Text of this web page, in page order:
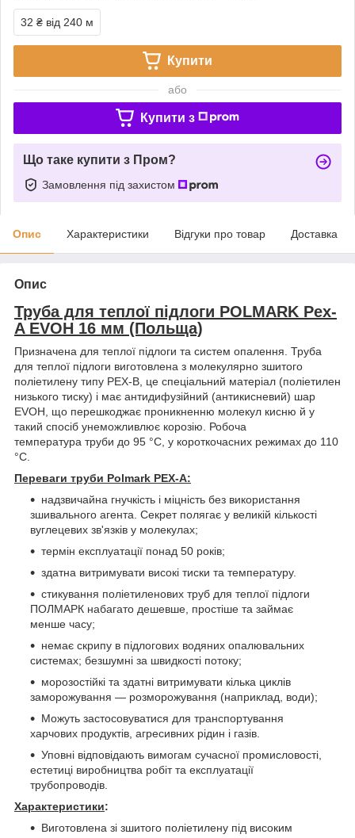
32 ₴ від 240 м
Купити
або
Купити з
Що таке купити з Пром?
Замовлення під захистом
Опис Характеристики Відгуки про товар Доставка
Опис
Труба для теплої підлоги POLMARK Pex-
A EVOH 16 мм (Польща)
Призначена для теплої підлоги та систем опалення. Труба
для теплої підлоги виготовлена з молекулярно зшитого
поліетилену типу PEX-B, це спеціальний матеріал (поліетилен
низького тиску) і має антидифузійний (антикисневий) шар
EVOH, що перешкоджає проникненню молекул кисню й у
такий спосіб унеможливлює корозію. Робоча
температура труби до 95 °C, у короткочасних режимах до 110
°C.
Переваги труби Polmark PEX-A:
надзвичайна гнучкість і міцність без використання
зшивального агента. Секрет полягає у великій кількості
вуглецевих зв'язків у молекулах;
термін експлуатації понад 50 років;
здатна витримувати високі тиски та температуру.
стикування поліетиленових труб для теплої підлоги
ПОЛМАРК набагато дешевше, простіше та займає
менше часу;
немає скрипу в підлогових водяних опалювальних
системах; безшумні за швидкості потоку;
морозостійкі та здатні витримувати кілька циклів
заморожування — розморожування (наприклад, води);
Можуть застосовуватися для транспортування
харчових продуктів, агресивних рідин і газів.
Уповні відповідають вимогам сучасної промисловості,
естетиці виробництва робіт та експлуатації
трубопроводів.
Характеристики:
Виготовлена зі зшитого поліетилену під високим